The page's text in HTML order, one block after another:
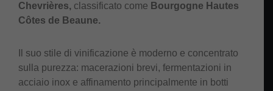
Chevrières, classificato come Bourgogne Hautes
Côtes de Beaune.
Il suo stile di vinificazione è moderno e concentrato
sulla purezza: macerazioni brevi, fermentazioni in
acciaio inox e affinamento principalmente in botti